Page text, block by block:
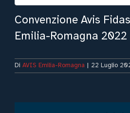
Convenzione Avis
Emilia-Romagna 2022
Di AVIS Emilia-Romagna 22 Luglio